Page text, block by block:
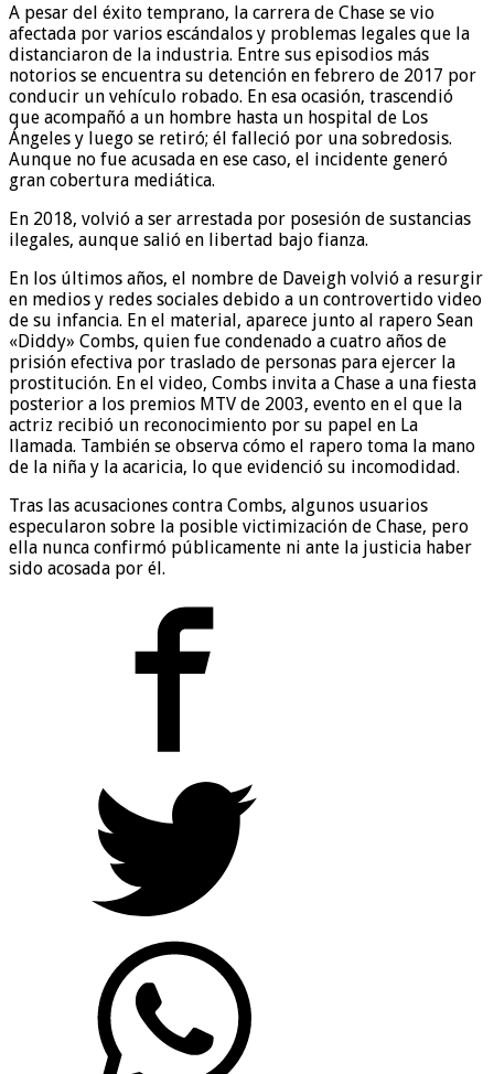
A pesar del éxito temprano, la carrera de Chase se vio
afectada por varios escándalos y problemas legales que la
distanciaron de la industria. Entre sus episodios más
notorios se encuentra su detención en febrero de 2017 por
conducir un vehículo robado. En esa ocasión, trascendió
que acompañó a un hombre hasta un hospital de Los
Ángeles y luego se retiró; él falleció por una sobredosis.
Aunque no fue acusada en ese caso, el incidente generó
gran cobertura mediática.
En 2018, volvió a ser arrestada por posesión de sustancias
ilegales, aunque salió en libertad bajo fianza.
En los últimos años, el nombre de Daveigh volvió a resurgir
en medios y redes sociales debido a un controvertido video
de su infancia. En el material, aparece junto al rapero Sean
«Diddy» Combs, quien fue condenado a cuatro años de
prisión efectiva por traslado de personas para ejercer la
prostitución. En el video, Combs invita a Chase a una fiesta
posterior a los premios MTV de 2003, evento en el que la
actriz recibió un reconocimiento por su papel en La
llamada. También se observa cómo el rapero toma la mano
de la niña y la acaricia, lo que evidenció su incomodidad.
Tras las acusaciones contra Combs, algunos usuarios
especularon sobre la posible victimización de Chase, pero
ella nunca confirmó públicamente ni ante la justicia haber
sido acosada por él.